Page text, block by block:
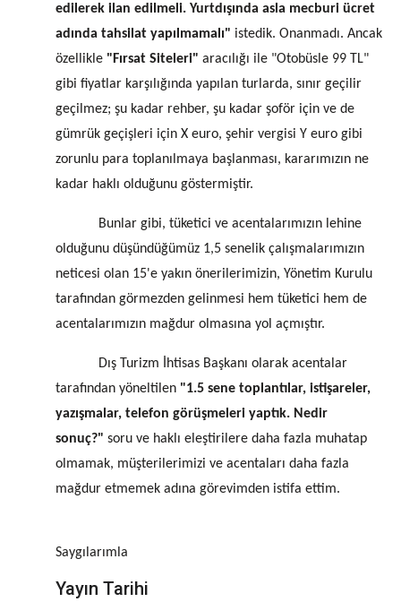
edilerek ilan edilmeli. Yurtdışında asla mecburi ücret
adında tahsilat yapılmamalı" istedik. Onanmadı. Ancak
özellikle "Fırsat Siteleri" aracılığı ile "Otobüsle 99 TL"
gibi fiyatlar karşılığında yapılan turlarda, sınır geçilir
geçilmez; şu kadar rehber, şu kadar şoför için ve de
gümrük geçişleri için X euro, şehir vergisi Y euro gibi
zorunlu para toplanılmaya başlanması, kararımızın ne
kadar haklı olduğunu göstermiştir.
Bunlar gibi, tüketici ve acentalarımızın lehine
olduğunu düşündüğümüz 1,5 senelik çalışmalarımızın
neticesi olan 15'e yakın önerilerimizin, Yönetim Kurulu
tarafından görmezden gelinmesi hem tüketici hem de
acentalarımızın mağdur olmasına yol açmıştır.
Dış Turizm İhtisas Başkanı olarak acentalar
tarafından yöneltilen "1.5 sene toplantılar, istişareler,
yazışmalar, telefon görüşmeleri yaptık. Nedir
sonuç?" soru ve haklı eleştirilere daha fazla muhatap
olmamak, müşterilerimizi ve acentaları daha fazla
mağdur etmemek adına görevimden istifa ettim.
Saygılarımla
Yayın Tarihi